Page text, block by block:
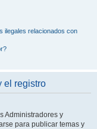
ilegales relacionados con
el registro
Administradores y
para publicar temas y